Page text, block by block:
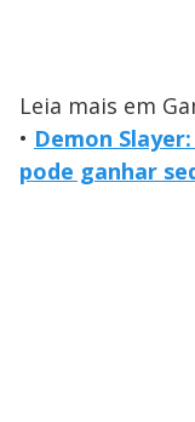
Leia mais em
• Demon
pode ganhar